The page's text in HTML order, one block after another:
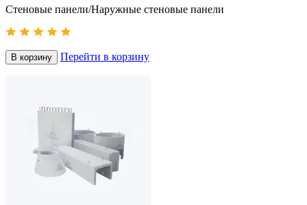
Стеновые панели/Наружные стеновые панели
В корзину Перейти в корзину